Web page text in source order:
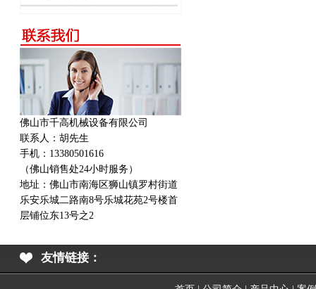
佛山市千高机械设备有限公司
联系人：胡先生
手机：13380501616
（佛山销售处24小时服务）
地址： 佛山市南海区狮山镇罗村街道
乐安乐城二路南8号乐城花苑2号楼首
层铺位东13号之2
友情链接：